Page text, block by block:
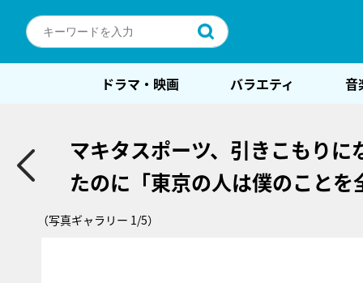
ドラマ・映画 バラエティ 音
マキタスポーツ、引きこもり
たのに「東京の人は僕のことを
（写真ギャラリー 1/5）